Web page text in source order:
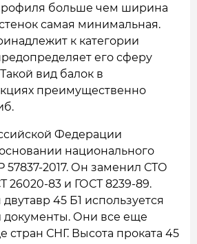
больше чем ширина
самая минимальная.
к категории
его сферу
вид балок в
преимущественно
Федерации
национального
57837-2017. Он заменил СТО
26020-83 и ГОСТ 8239-89.
45 Б1 используется
документы. Они все еще
стран СНГ. Высота проката 45